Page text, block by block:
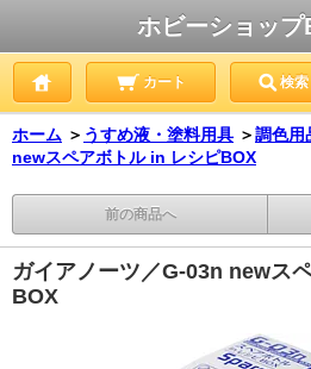
ホビーショッ
カート 検索
ホーム ＞ うすめ液・塗料用具 ＞調色用
newスペアボトル in レシピBOX
前の商品へ
ガイアノーツ／G-03n newス
BOX